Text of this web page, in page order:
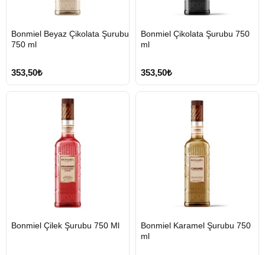
GÖNDERİ
Bonmiel Beyaz Çikolata Şurubu
750 ml
353,50₺
GÖNDERİ
Bonmiel Çikolata Şurubu 750
ml
353,50₺
GÖNDERİ
Bonmiel Çilek Şurubu 750 Ml
GÖNDERİ
Bonmiel Karamel Şurubu 750
ml